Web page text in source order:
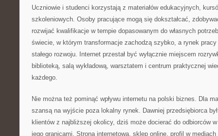
Uczniowie i studenci korzystają z materiałów edukacyjnych,
szkoleniowych. Osoby pracujące mogą się dokształcać,
rozwijać kwalifikacje w tempie dopasowanym do własnych
świecie, w którym transformacje zachodzą szybko, a rynek
stałego rozwoju. Internet przestał być wyłącznie miejscem
biblioteką, salą wykładową, warsztatem i centrum praktycznej
każdego.
Nie można też pominąć wpływu internetu na polski biznes. Dla
szansą na wyjście poza lokalny rynek. Dawniej przedsiębiorca
klientów z najbliższej okolicy, dziś może docierać do odbiorców
jego granicami. Strona internetowa, sklep online, profil w